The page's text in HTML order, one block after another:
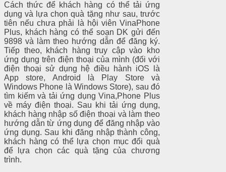
Cách thức để khách hàng có thể tải ứng
dụng và lựa chọn quà tặng như sau, trước
tiên nếu chưa phải là hội viên VinaPhone
Plus, khách hàng có thể soạn DK gửi đến
9898 và làm theo hướng dẫn để đăng ký.
Tiếp theo, khách hàng truy cập vào kho
ứng dụng trên điện thoại của mình (đối với
điện thoại sử dụng hệ điều hành iOS là
App store, Android là Play Store và
Windows Phone là Windows Store), sau đó
tìm kiếm và tải ứng dụng Vina,Phone Plus
về máy điện thoại. Sau khi tải ứng dụng,
khách hàng nhập số điện thoại và làm theo
hướng dẫn từ ứng dụng để đăng nhập vào
ứng dụng. Sau khi đăng nhập thành công,
khách hàng có thể lựa chọn mục đổi quà
để lựa chọn các quà tặng của chương
trình.